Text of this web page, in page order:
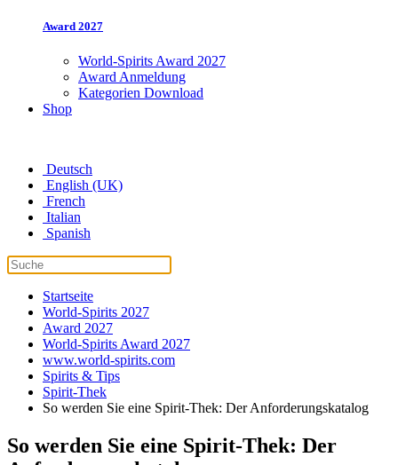
Award 2027
World-Spirits Award 2027
Award Anmeldung
Kategorien Download
Shop
Deutsch
English (UK)
French
Italian
Spanish
Startseite
World-Spirits 2027
Award 2027
World-Spirits Award 2027
www.world-spirits.com
Spirits & Tips
Spirit-Thek
So werden Sie eine Spirit-Thek: Der Anforderungskatalog
So werden Sie eine Spirit-Thek: Der